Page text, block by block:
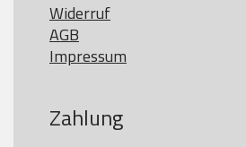
Widerruf
AGB
Impressum
Zahlung